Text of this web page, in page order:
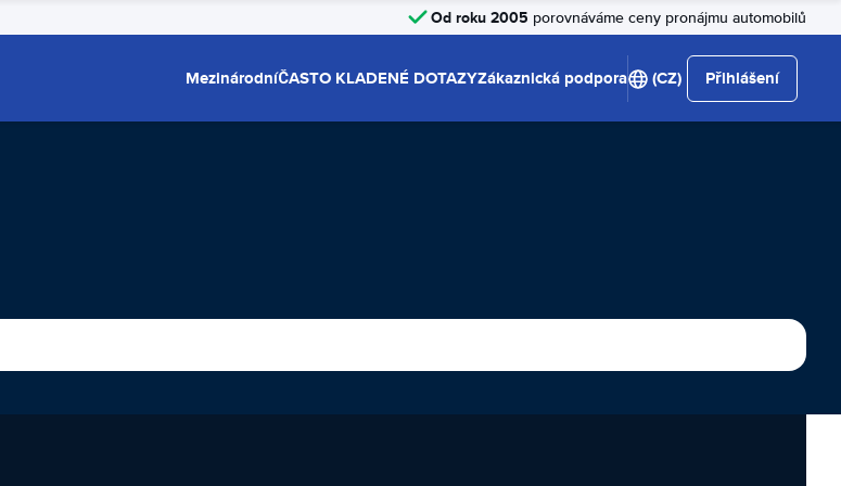
Od roku 2005 porovnáváme ceny pronájmu automobilů
MezinárodníČASTO KLADENÉ DOTAZYZákaznická podpora (CZ) Přihlášení